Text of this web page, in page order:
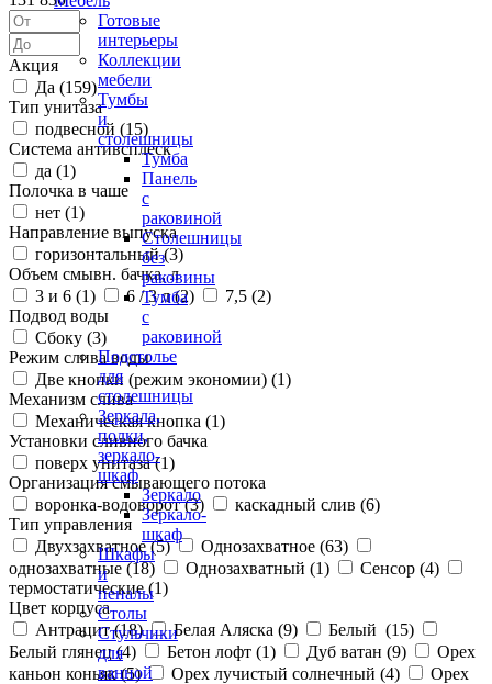
Готовые
интерьеры
Коллекции
мебели
Тумбы
и
столешницы
Тумба
Панель
с
раковиной
Столешницы
без
раковины
Тумба
с
раковиной
Подстолье
для
столешницы
Зеркала,
полки,
зеркало-
шкаф
Зеркало
Зеркало-
шкаф
Шкафы
и
пеналы
Столы
Стульчики
для
ванной
Акция
Да (159)
Тип унитаза
подвесной (15)
Система антивсплеск
да (1)
Полочка в чаше
нет (1)
Направление выпуска
горизонтальный (3)
Объем смывн. бачка, л
3 и 6 (1) 6 / 3 л (2) 7,5 (2)
Подвод воды
Сбоку (3)
Режим слива воды
Две кнопки (режим экономии) (1)
Механизм слива
Механическая кнопка (1)
Установки сливного бачка
поверх унитаза (1)
Организация смывающего потока
воронка-водоворот (3) каскадный слив (6)
Тип управления
Двухзахватное (5) Однозахватное (63)
однозахватные (18) Однозахватный (1) Сенсор (4)
термостатические (1)
Цвет корпуса
Антрацит (18) Белая Аляска (9) Белый (15)
Белый глянец (4) Бетон лофт (1) Дуб ватан (9)
Орех
каньон коньяк (5) Орех лучистый солнечный (4)
Орех